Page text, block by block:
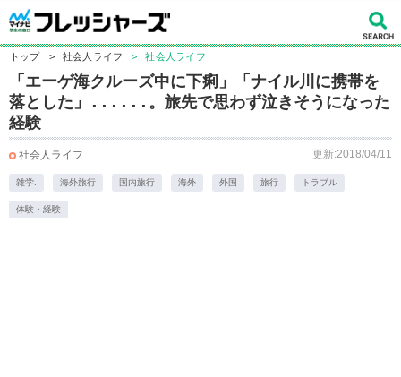
トップ > 社会人ライフ > 社会人ライフ
「エーゲ海クルーズ中に下痢」「ナイル川に携帯を
落とした」......。旅先で思わず泣きそうになった
経験
社会人ライフ 更新:2018/04/11
雑学. 海外旅行 国内旅行 海外 外国 旅行 トラブル
体験・経験